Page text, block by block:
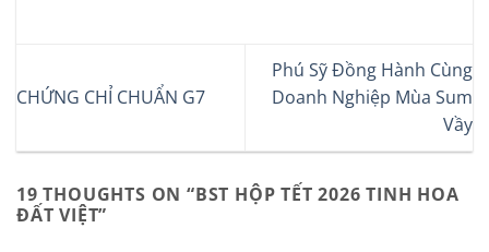
CHỨNG CHỈ CHUẨN G7
Phú Sỹ Đồng Hành Cùng
Doanh Nghiệp Mùa Sum
Vầy
19 THOUGHTS ON “BST HỘP TẾT 2026 TINH HOA
ĐẤT VIỆT”